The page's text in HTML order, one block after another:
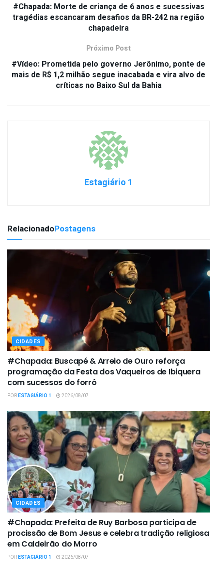
#Chapada: Morte de criança de 6 anos e sucessivas
tragédias escancaram desafios da BR-242 na região
chapadeira
Próximo Post
#Vídeo: Prometida pelo governo Jerônimo, ponte de
mais de R$ 1,2 milhão segue inacabada e vira alvo de
críticas no Baixo Sul da Bahia
Estagiário 1
RelacionadoPostagens
CIDADES
#Chapada: Buscapé & Arreio de Ouro reforça
programação da Festa dos Vaqueiros de Ibiquera
com sucessos do forró
PORESTAGIÁRIO 1 2026/08/07
CIDADES
#Chapada: Prefeita de Ruy Barbosa participa de
procissão de Bom Jesus e celebra tradição religiosa
em Caldeirão do Morro
PORESTAGIÁRIO 1 2026/08/07